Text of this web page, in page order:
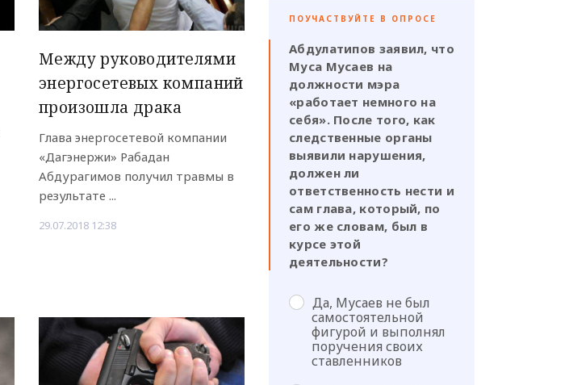
Между руководителями
энергосетевых компаний
произошла драка
Глава энергосетевой компании
«Дагэнержи» Рабадан
Абдурагимов получил травмы в
результате ...
29.07.2018 12:38
ПОУЧАСТВУЙТЕ В ОПРОСЕ
Абдулатипов заявил, что
Муса Мусаев на
должности мэра
«работает немного на
себя». После того, как
следственные органы
выявили нарушения,
должен ли
ответственность нести и
сам глава, который, по
его же словам, был в
курсе этой
деятельности?
Да, Мусаев не был
самостоятельной
фигурой и выполнял
поручения своих
ставленников